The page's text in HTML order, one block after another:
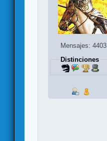
Mensajes: 4403
Distinciones